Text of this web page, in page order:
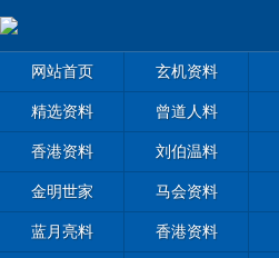
网站首页 玄机资料
精选资料 曾道人料
香港资料 刘伯温料
金明世家 马会资料
蓝月亮料 香港资料